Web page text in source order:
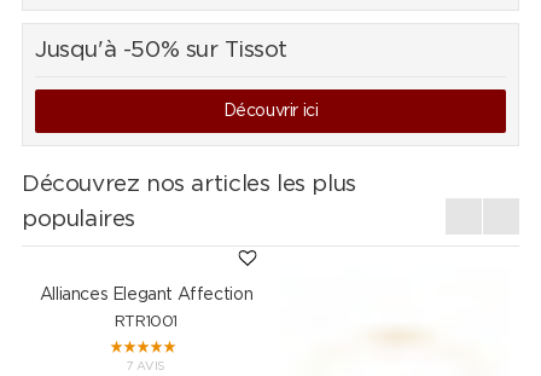
Jusqu'à -50% sur Tissot
Découvrir ici
Découvrez nos articles les plus
populaires